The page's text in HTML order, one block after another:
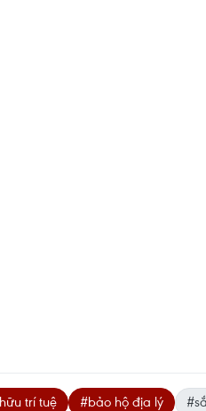
trí tuệ #bảo hộ địa lý